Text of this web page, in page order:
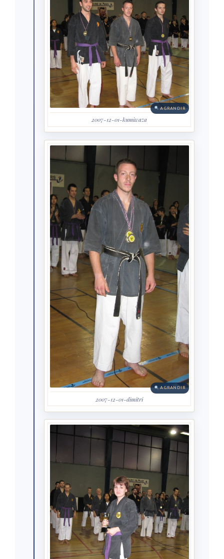
AGRANDIR
2007-12-01-kumiwaza
AGRANDIR
2007-12-01-dimitri